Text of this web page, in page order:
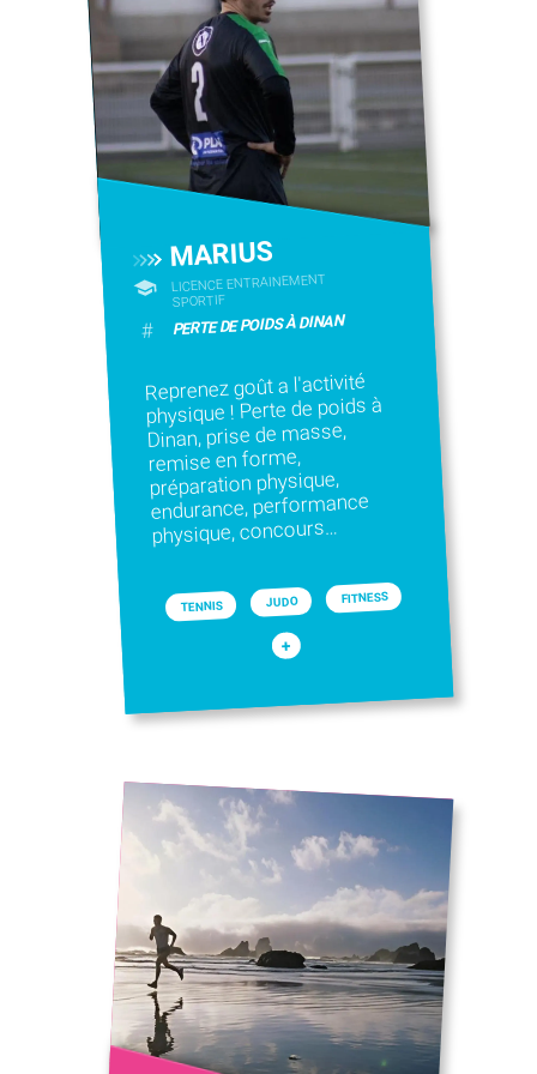
MARIUS
LICENCE ENTRAINEMENT
SPORTIF
# PERTE DE POIDS À DINAN
Reprenez goût a l'activité
physique ! Perte de poids à
Dinan, prise de masse,
remise en forme,
préparation physique,
endurance, performance
physique, concours…
TENNIS JUDO FITNESS
+